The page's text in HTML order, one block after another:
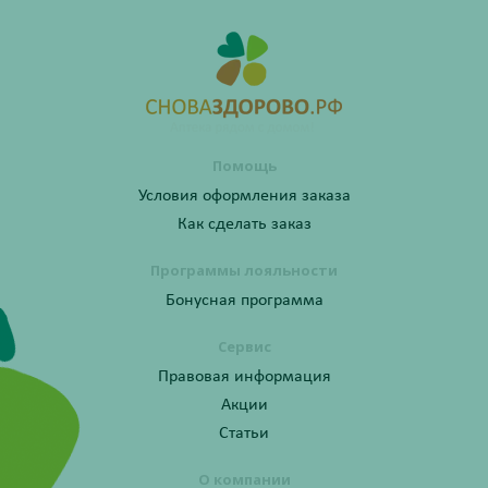
Помощь
Условия оформления заказа
Как сделать заказ
Программы лояльности
Бонусная программа
Сервис
Правовая информация
Акции
Статьи
О компании